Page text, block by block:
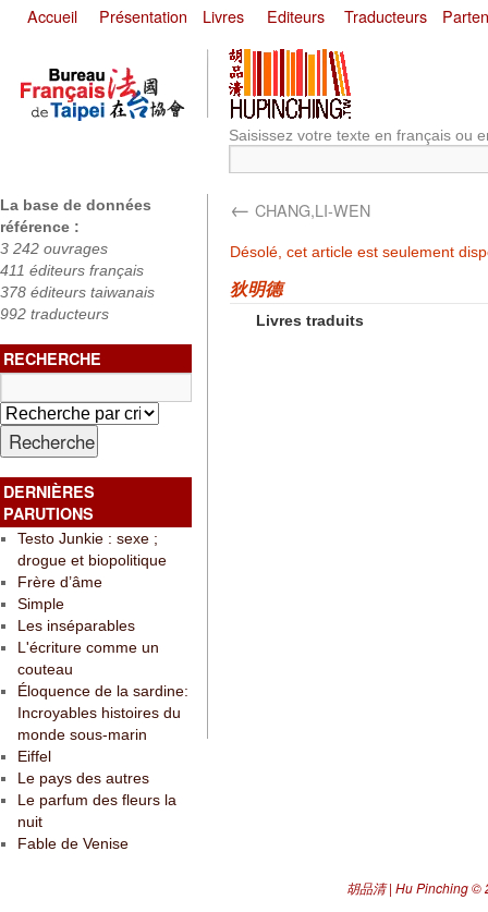
Accueil Présentation Livres Editeurs Traducteurs
Saisissez votre texte en français ou
La base de données
référence :
3 242 ouvrages
411 éditeurs français
378 éditeurs taiwanais
992 traducteurs
RECHERCHE
DERNIÈRES
PARUTIONS
Testo Junkie : sexe ;
drogue et biopolitique
Frère d’âme
Simple
Les inséparables
L'écriture comme un
couteau
Éloquence de la sardine:
Incroyables histoires du
monde sous-marin
Eiffel
Le pays des autres
Le parfum des fleurs la
nuit
Fable de Venise
← CHANG,LI-WEN
Désolé, cet article est seulement
狄明德
Livres traduits
胡品清 | Hu Pinching©